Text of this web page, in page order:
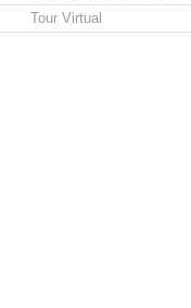
Tour Virtual